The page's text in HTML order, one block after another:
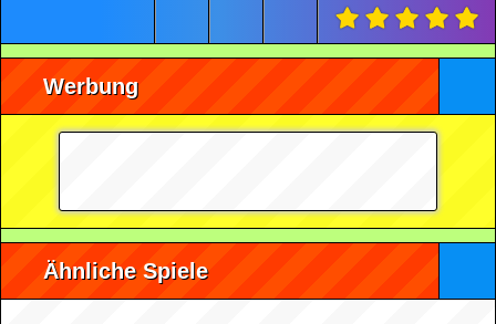
Werbung
Ähnliche Spiele